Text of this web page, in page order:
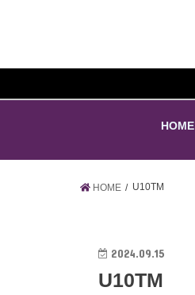
HOME
HOME U10TM
2024.09.15
U10TM